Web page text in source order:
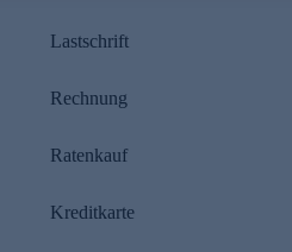
Lastschrift
Rechnung
Ratenkauf
Kreditkarte